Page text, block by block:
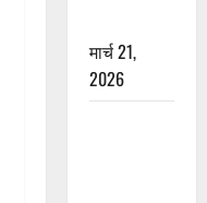
मार्च 21,
2026